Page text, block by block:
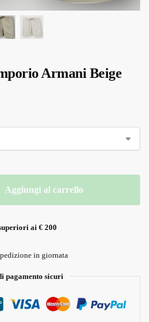
Armani Beige
Aggiungi al carrello
ai € 200
in giornata
pagamento sicuri